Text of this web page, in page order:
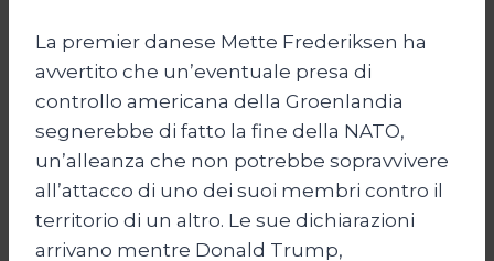
La premier danese Mette Frederiksen ha
avvertito che un’eventuale presa di
controllo americana della Groenlandia
segnerebbe di fatto la fine della NATO,
un’alleanza che non potrebbe sopravvivere
all’attacco di uno dei suoi membri contro il
territorio di un altro. Le sue dichiarazioni
arrivano mentre Donald Trump,